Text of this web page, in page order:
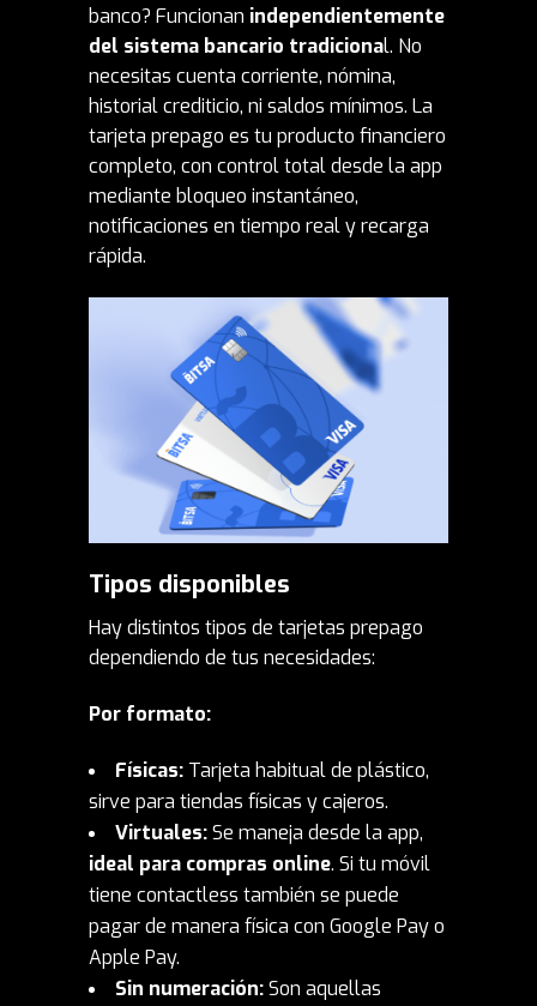
banco? Funcionan independientemente
del sistema bancario tradicional. No
necesitas cuenta corriente, nómina,
historial crediticio, ni saldos mínimos. La
tarjeta prepago es tu producto financiero
completo, con control total desde la app
mediante bloqueo instantáneo,
notificaciones en tiempo real y recarga
rápida.
Tipos disponibles
Hay distintos tipos de tarjetas prepago
dependiendo de tus necesidades:
Por formato:
Físicas: Tarjeta habitual de plástico,
sirve para tiendas físicas y cajeros.
Virtuales:Se maneja desde la app,
ideal para compras online. Si tu móvil
tiene contactless también se puede
pagar de manera física con Google Pay o
Apple Pay.
Sin numeración:Son aquellas